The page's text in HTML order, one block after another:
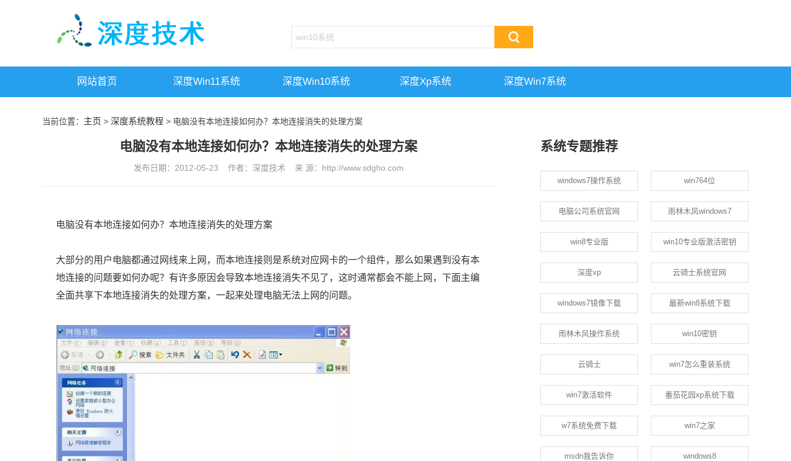
网站首页 深度win11系统 深度win10系统 深度xp系统 深度win7系统
当前位置： 主页 > 深度系统教程 > 电脑没有本地连接如何办？本地连接消失的处理方案
电脑没有本地连接如何办？本地连接消失的处理方案
发布日期：2012-05-23 作者：深度技术 来 源：http://www.sdgho.com
电脑没有本地连接如何办？本地连接消失的处理方案
大部分的用户电脑都通过网线来上网，而本地连接则是系统对应网卡的一个组件，那么如果遇到没有本
地连接的问题要如何办呢？有许多原因会导致本地连接消失不见了，这时通常都会不能上网，下面主编
全面共享下本地连接消失的处理方案，一起来处理电脑无法上网的问题。
系统专题推荐
windows7操作系统 win764位
电脑公司系统官网 雨林木风windows7
win8专业版 win10专业版激活密钥
深度xp 云骑士系统官网
windows7镜像下载 最新win8系统下载
雨林木风操作系统 win10密钥
云骑士 win7怎么重装系统
win7激活软件 番茄花园xp系统下载
w7系统免费下载 win7之家
msdn我告诉你 windows8